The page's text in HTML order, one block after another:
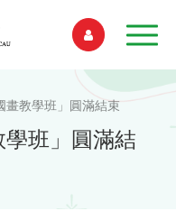
畫教學班」圓滿結束
班」圓滿結